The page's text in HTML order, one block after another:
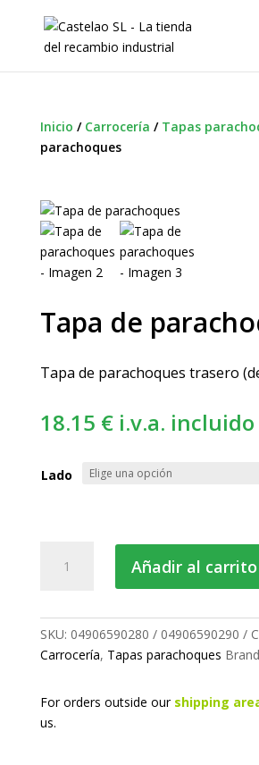
Inicio / Carrocería / Tapas
parachoques
Tapa de
Tapa de parachoques trasero
18.15 € i.v.a. incluido
Lado
Añadir al carrito
SKU: 04906590280 / 04906590290
Carrocería, Tapas parachoques
For orders outside our shipping
us.